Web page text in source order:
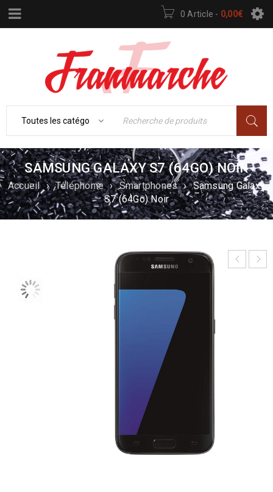
0 Article - 0,00€
SAMSUNG GALAXY S7 (64GO) NOIR
Accueil › Téléphonie › Smartphones › Samsung Galaxy
S7 (64Go) Noir